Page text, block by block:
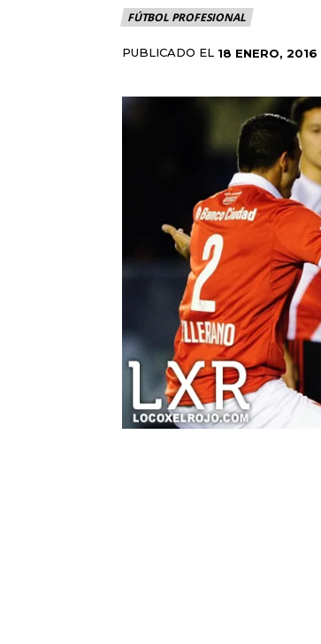
FÚTBOL PROFESIONAL
PUBLICADO EL 18 ENERO, 2016